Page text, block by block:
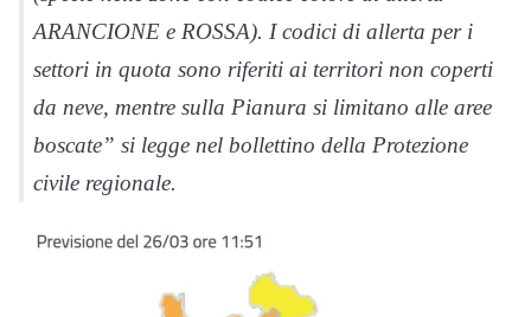
ARANCIONE e ROSSA). I codici di allerta per i
settori in quota sono riferiti ai territori non coperti
da neve, mentre sulla Pianura si limitano alle aree
boscate” si legge nel bollettino della Protezione
civile regionale.